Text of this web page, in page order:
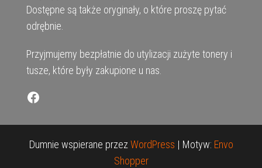
Dostępne są także oryginały, o które proszę pytać
odrębnie.
Przyjmujemy bezpłatnie do utylizacji zużyte tonery i
tusze, które były zakupione u nas.
Facebook
Dumnie wspierane przez WordPress | Motyw: Envo
Shopper